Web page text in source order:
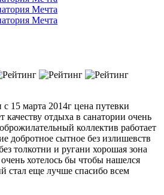
15 марта 2014г цена путевки
качеству отдыха в санатории очень
коллектив работает
добротное сытное без излишевств
толкотни и ругани хорошая зона
хотелось бы чтобы нашелся
стал еще лучше спасибо всем